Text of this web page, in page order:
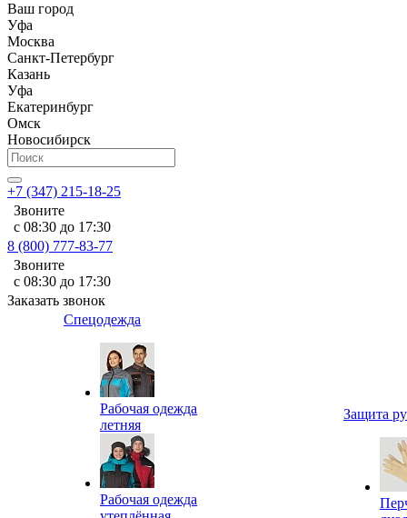
Ваш город
Уфа
Москва
Санкт-Петербург
Казань
Уфа
Екатеринбург
Омск
Новосибирск
+7 (347) 215-18-25
Звоните
с 08:30 до 17:30
8 (800) 777-83-77
Звоните
с 08:30 до 17:30
Заказать звонок
Спецодежда
Рабочая одежда
летняя
Рабочая одежда
Защита